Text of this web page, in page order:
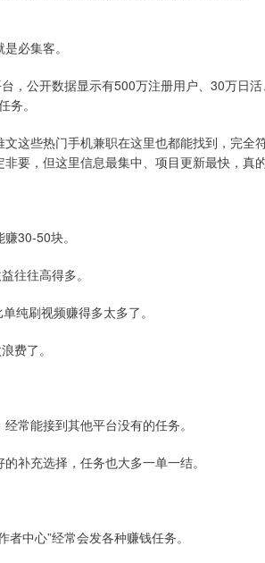
必集客。
，公开数据显示有500万注册用户、30万日
务。
这些热门手机兼职在这里也都能找到，完全
要，但这里信息最集中、项目更新最快，真
30-50块。
往往高得多。
纯刷视频赚得多太多了。
费了。
常能接到其他平台没有的任务。
补充选择，任务也大多一单一结。
中心”经常会发各种赚钱任务。